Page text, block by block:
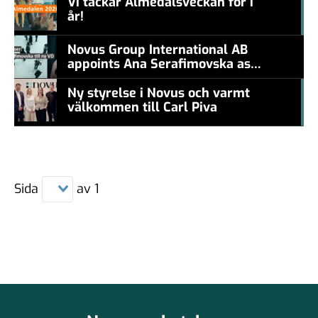
år!
Novus Group International AB
appoints Ana Serafimovska as
new CEO
Ny styrelse i Novus och varmt
välkommen till Carl Piva
Sida av 1